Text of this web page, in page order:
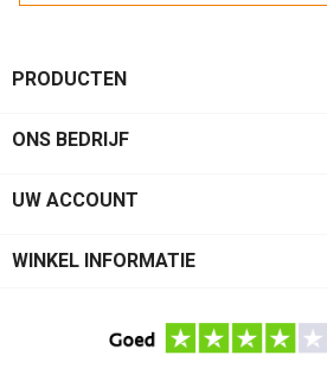
PRODUCTEN
ONS BEDRIJF
UW ACCOUNT
WINKEL INFORMATIE